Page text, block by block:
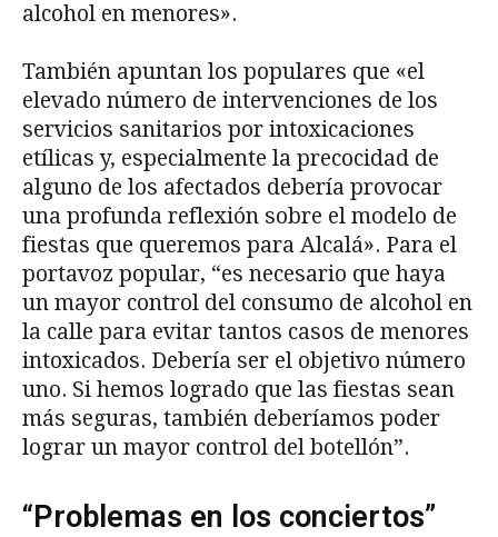
alcohol en menores».
También apuntan los populares que «el
elevado número de intervenciones de los
servicios sanitarios por intoxicaciones
etílicas y, especialmente la precocidad de
alguno de los afectados debería provocar
una profunda reflexión sobre el modelo de
fiestas que queremos para Alcalá». Para el
portavoz popular, “es necesario que haya
un mayor control del consumo de alcohol en
la calle para evitar tantos casos de menores
intoxicados. Debería ser el objetivo número
uno. Si hemos logrado que las fiestas sean
más seguras, también deberíamos poder
lograr un mayor control del botellón”.
“Problemas en los conciertos”